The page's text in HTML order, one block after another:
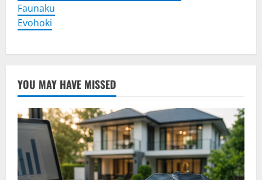
Faunaku
Evohoki
YOU MAY HAVE MISSED